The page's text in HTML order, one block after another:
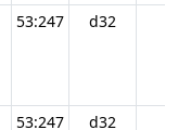
53:247 d32
53:247 d32